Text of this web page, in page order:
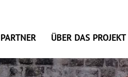
PARTNER ÜBER DAS PROJEKT